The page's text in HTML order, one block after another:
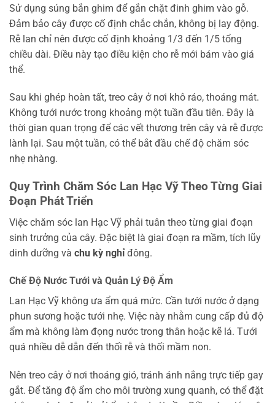
Sử dụng súng bắn ghim để gắn chặt đinh ghim vào gỗ.
Đảm bảo cây được cố định chắc chắn, không bị lay động.
Rễ lan chỉ nên được cố định khoảng 1/3 đến 1/5 tổng
chiều dài. Điều này tạo điều kiện cho rễ mới bám vào giá
thể.
Sau khi ghép hoàn tất, treo cây ở nơi khô ráo, thoáng mát.
Không tưới nước trong khoảng một tuần đầu tiên. Đây là
thời gian quan trọng để các vết thương trên cây và rễ được
lành lại. Sau một tuần, có thể bắt đầu chế độ chăm sóc
nhẹ nhàng.
Quy Trình Chăm Sóc Lan Hạc Vỹ Theo Từng Giai
Đoạn Phát Triển
Việc chăm sóc lan Hạc Vỹ phải tuân theo từng giai đoạn
sinh trưởng của cây. Đặc biệt là giai đoạn ra mầm, tích lũy
dinh dưỡng và chu kỳ nghỉ đông.
Chế Độ Nước Tưới và Quản Lý Độ Ẩm
Lan Hạc Vỹ không ưa ẩm quá mức. Cần tưới nước ở dạng
phun sương hoặc tưới nhẹ. Việc này nhằm cung cấp đủ độ
ẩm mà không làm đọng nước trong thân hoặc kẽ lá. Tưới
quá nhiều dễ dẫn đến thối rễ và thối mầm non.
Nên treo cây ở nơi thoáng gió, tránh ánh nắng trực tiếp gay
gắt. Để tăng độ ẩm cho môi trường xung quanh, có thể đặt